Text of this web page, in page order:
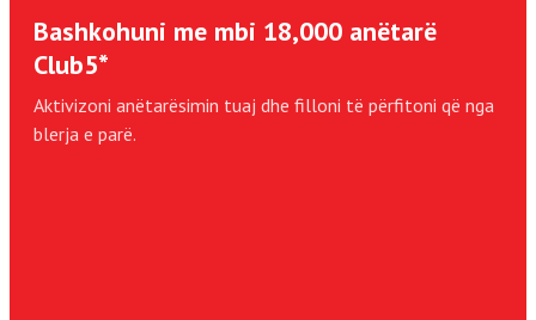
Bashkohuni me mbi 18,000 anëtarë
Club5*
Aktivizoni anëtarësimin tuaj dhe filloni të përfitoni që nga
blerja e parë.